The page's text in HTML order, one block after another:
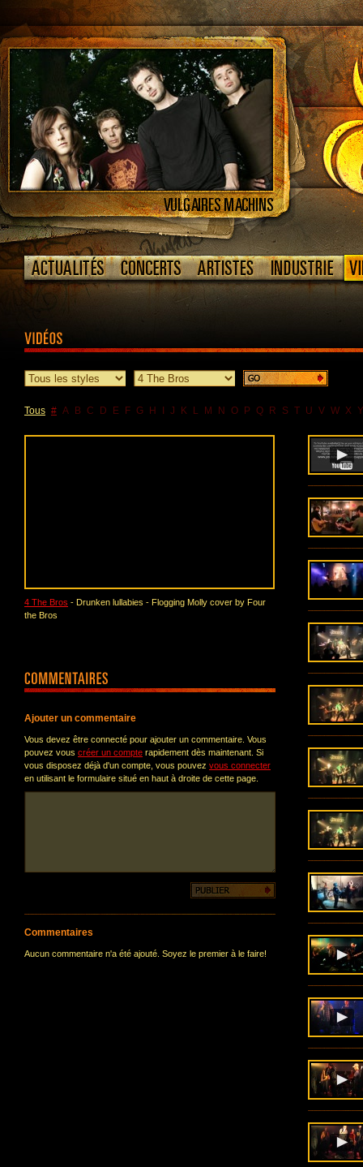
Tous # A B C D E F G H J K L M N O P Q R S T U V W X Y
4 The Bros - Drunken lullabies - Flogging Molly cover by Four
the Bros
Ajouter un commentaire
Vous devez être connecté pour ajouter un commentaire. Vous
pouvez vous créer un compte rapidement dès maintenant. Si
vous disposez déjà d'un compte, vous pouvez vous connecter
en utilisant le formulaire situé en haut à droite de cette page.
Commentaires
Aucun commentaire n'a été ajouté. Soyez le premier à le faire!